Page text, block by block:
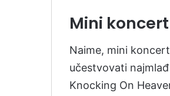
Mini
Naime, mini
učestvovati
Knocking On